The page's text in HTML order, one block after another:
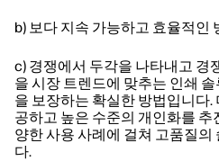
b) 보다 지속 가능하고 효율적인
c) 경쟁에서 두각을 나타내고 경
을 시장 트렌드에 맞추는 인쇄
을 보장하는 확실한 방법입니다.
공하고 높은 수준의 개인화를
양한 사용 사례에 걸쳐 고품질의
다.